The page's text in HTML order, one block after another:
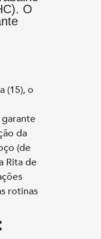
O
(15), o
da
(de
Rita de
rotinas